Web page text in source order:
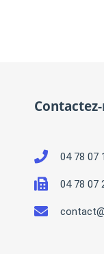
04 78 07
04 78 07